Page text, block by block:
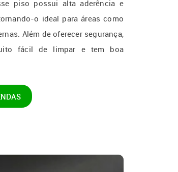
piso possui alta aderência e
o ideal para áreas como
Além de oferecer segurança,
fácil de limpar e tem boa